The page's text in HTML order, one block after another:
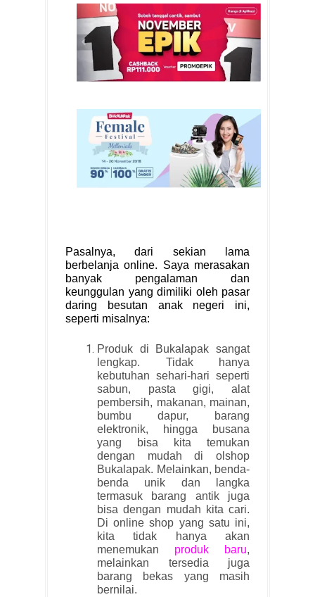
Pasalnya, dari sekian lama
berbelanja online. Saya merasakan
banyak pengalaman dan
keunggulan yang dimiliki oleh pasar
daring besutan anak negeri ini,
seperti misalnya:
Produk di Bukalapak sangat
lengkap. Tidak hanya
kebutuhan sehari-hari seperti
sabun, pasta gigi, alat
pembersih, makanan, mainan,
bumbu dapur, barang
elektronik, hingga busana
yang bisa kita temukan
dengan mudah di olshop
Bukalapak. Melainkan, benda-
benda unik dan langka
termasuk barang antik juga
bisa dengan mudah kita cari.
Di online shop yang satu ini,
kita tidak hanya akan
menemukan produk baru,
melainkan tersedia juga
barang bekas yang masih
bernilai.